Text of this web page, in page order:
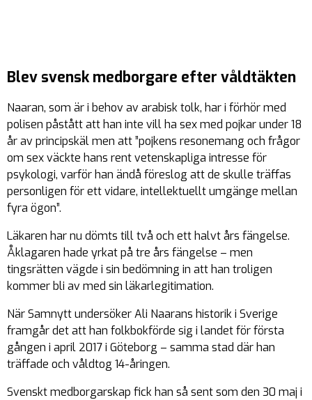
Blev svensk medborgare efter våldtäkten
Naaran, som är i behov av arabisk tolk, har i förhör med
polisen påstått att han inte vill ha sex med pojkar under 18
år av principskäl men att ”pojkens resonemang och frågor
om sex väckte hans rent vetenskapliga intresse för
psykologi, varför han ändå föreslog att de skulle träffas
personligen för ett vidare, intellektuellt umgänge mellan
fyra ögon”.
Läkaren har nu dömts till två och ett halvt års fängelse.
Åklagaren hade yrkat på tre års fängelse – men
tingsrätten vägde i sin bedömning in att han troligen
kommer bli av med sin läkarlegitimation.
När Samnytt undersöker Ali Naarans historik i Sverige
framgår det att han folkbokförde sig i landet för första
gången i april 2017 i Göteborg – samma stad där han
träffade och våldtog 14-åringen.
Svenskt medborgarskap fick han så sent som den 30 maj i